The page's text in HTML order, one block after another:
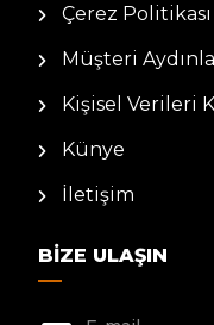
Çerez Politikası
Müşteri
Kişisel Verileri
Künye
İletişim
BIZE ULAŞIN